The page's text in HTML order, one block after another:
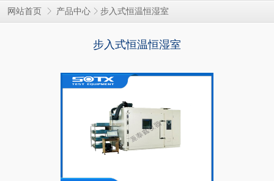
网站首页 产品中心 步入式恒温恒湿室
步入式恒温恒湿室